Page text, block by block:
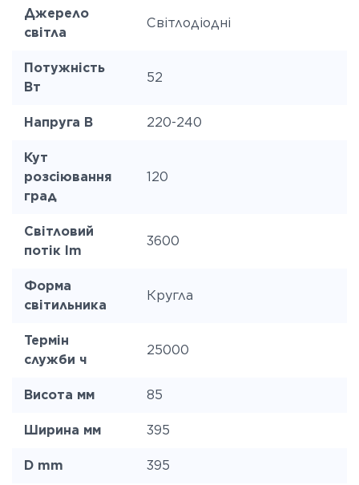
Джерело
світла
Світлодіодні
Потужність
Вт
52
Напруга В 220-240
Кут
розсіювання
град
120
Світловий
потік lm
3600
Форма
світильника
Кругла
Термін
служби ч
25000
Висота мм 85
Ширина мм 395
D mm 395